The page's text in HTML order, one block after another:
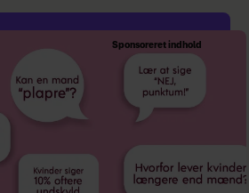
Sponsoreret indhold